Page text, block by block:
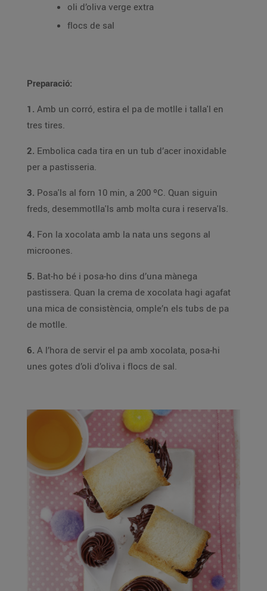
oli d’oliva verge extra
flocs de sal
Preparació:
1. Amb un corró, estira el pa de motlle i talla'l en
tres tires.
2. Embolica cada tira en un tub d’acer inoxidable
per a pastisseria.
3. Posa'ls al forn 10 min, a 200 ºC. Quan siguin
freds, desemmotlla'ls amb molta cura i reserva'ls.
4. Fon la xocolata amb la nata uns segons al
microones.
5. Bat-ho bé i posa-ho dins d’una mànega
pastissera. Quan la crema de xocolata hagi agafat
una mica de consistència, omple’n els tubs de pa
de motlle.
6. A l’hora de servir el pa amb xocolata, posa-hi
unes gotes d’oli d’oliva i flocs de sal.